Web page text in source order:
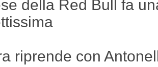
della Red Bull fa
riprende con